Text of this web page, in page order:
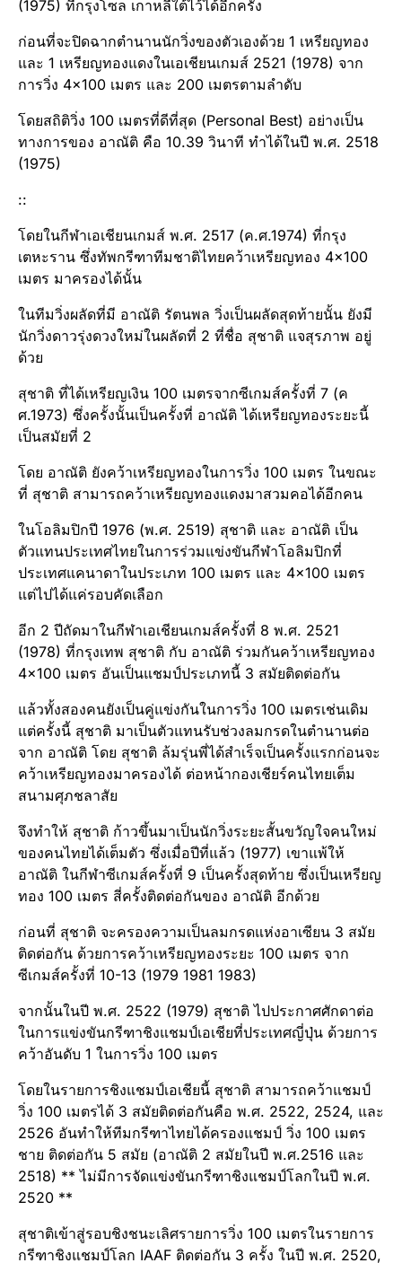
(1975) ที่กรุงโซล เกาหลีใต้ไว้ได้อีกครั้ง
ก่อนที่จะปิดฉากตำนานนักวิ่งของตัวเองด้วย 1 เหรียญทอง
และ 1 เหรียญทองแดงในเอเชียนเกมส์ 2521 (1978) จาก
การวิ่ง 4×100 เมตร และ 200 เมตรตามลำดับ
โดยสถิติวิ่ง 100 เมตรที่ดีที่สุด (Personal Best) อย่างเป็น
ทางการของ อาณัติ คือ 10.39 วินาที ทำได้ในปี พ.ศ. 2518
(1975)
::
โดยในกีฬาเอเชียนเกมส์ พ.ศ. 2517 (ค.ศ.1974)​ ที่กรุง
เตหะราน ซึ่งทัพกรีฑา​ทีมชาติไทยคว้าเหรียญทอง 4×100
เมตร มาครองได้นั้น
ในทีมวิ่งผลัดที่มี อาณัติ รัตนพล วิ่งเป็นผลัดสุดท้ายนั้น ยังมี
นักวิ่งดาวรุ่งดวงใหม่ในผลัดที่ 2 ที่ชื่อ สุชาติ แจสุรภาพ อยู่
ด้วย
สุชาติ ที่ได้เหรีย​ญเงิน 100 เมตรจากซีเกมส์ครั้งที่ 7 (ค
ศ.1973)​ ซึ่งครั้งนั้นเป็นครั้งที่ อาณัติ ได้เหรีย​ญทองระยะนี้
เป็นสมัยที่ 2
โดย อาณัติ ยังคว้าเหรียญทองในการวิ่ง 100 เมตร ในขณะ
ที่ สุชาติ สามารถคว้าเหรียญทองแดงมาสวมคอได้อีกคน
ในโอลิมปิกปี 1976 (พ.ศ. 2519) สุชาติ และ อาณัติ เป็น
ตัวแทนประเทศไทยในการร่วมแข่งขันกีฬาโอลิมปิกที่
ประเทศแคนาดาในประเภท 100 เมตร และ 4×100 เมตร
แต่ไปได้แค่รอบคัดเลือก​
อีก 2 ปีถัดมาในกีฬาเอเชียนเกมส์ครั้งที่ 8 พ.ศ. 2521
(1978) ที่กรุงเทพ สุชาติ กับ อาณัติ ร่วมกันคว้าเหรียญทอง
4×100 เมตร อันเป็นแชมป์ประเภทนี้ 3 สมัยติดต่อกัน
แล้วทั้งสองคนยังเป็นคู่แข่งกันในการวิ่ง 100 เมตรเช่นเดิม
แต่ครั้งนี้ สุชาติ มาเป็นตัวแทนรับช่วงลมกรดในตำนานต่อ
จาก อาณัติ โดย สุชาติ ล้มรุ่นพี่ได้สำเร็จเป็นครั้งแรกก่อนจะ
คว้าเหรียญทองมาครองได้ ต่อหน้ากองเชียร์คนไทยเต็ม
สนามศุภชลาสัย
จึงทำให้ สุชาติ ก้าวขึ้นมาเป็นนักวิ่งระยะสั้นขวัญใจคนใหม่
ของคนไทยได้เต็มตัว ซึ่งเมื่อปีที่แล้ว (1977) เขาแพ้ให้
อาณัติ​ ในกีฬาซีเกมส์​ครั้งที่ 9 เป็นครั้งสุดท้าย ซึ่งเป็นเหรียญ
ทอง​ 100 เมตร สี่ครั้งติดต่อ​กันของ อาณัติ อีกด้วย
ก่อนที่ สุชาติ จะครองความเป็นลมกรดแห่งอาเซียน 3 สมัย
ติดต่อกัน ด้วยการคว้าเหรียญทอง​ระยะ 100 เมตร จาก
ซีเกมส์​ครั้งที่ 10-13 (1979 1981 1983)​
จากนั้นในปี พ.ศ. 2522 (1979) สุชาติ ไปประกาศศักดาต่อ
ในการแข่งขันกรีฑาชิงแชมป์เอเชียที่ประเทศญี่ปุ่น ด้วยการ
คว้าอันดับ 1 ในการวิ่ง 100 เมตร
โดยในรายการชิงแชมป์​เอเชีย​นี้ สุชาติ สามารถคว้าแชมป์
วิ่ง 100 เมตรได้ 3 สมัยติดต่อกันคือ พ.ศ. 2522, 2524, และ
2526 อันทำให้ทีมกรีฑา​ไทยได้ครองแชมป์ วิ่ง 100 เมตร
ชาย ติดต่อกัน 5 สมัย (อาณัติ 2 สมัยในปี พ.ศ.2516 และ
2518) ** ไม่มีการจัดแข่งขันกรีฑาชิงแชมป์โลกในปี พ.ศ.
2520 **
สุชาติเข้าสู่รอบชิงชนะเลิศรายการวิ่ง 100 เมตรในรายการ
กรีฑาชิงแชมป์โลก IAAF ติดต่อกัน 3 ครั้ง ในปี พ.ศ. 2520,